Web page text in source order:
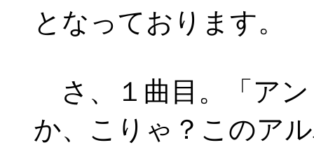
となっております。
さ、１曲目。「ア
か、こりゃ？このア